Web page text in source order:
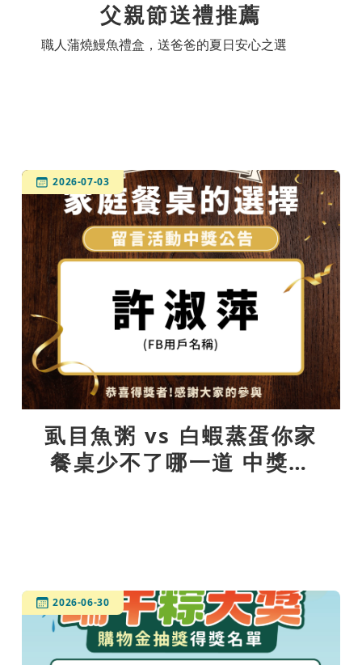
父親節送禮推薦
職人蒲燒鰻魚禮盒，送爸爸的夏日安心之選
虱目魚粥 vs 白蝦蒸蛋你家
餐桌少不了哪一道 中獎公
2026-07-03
2026-06-30